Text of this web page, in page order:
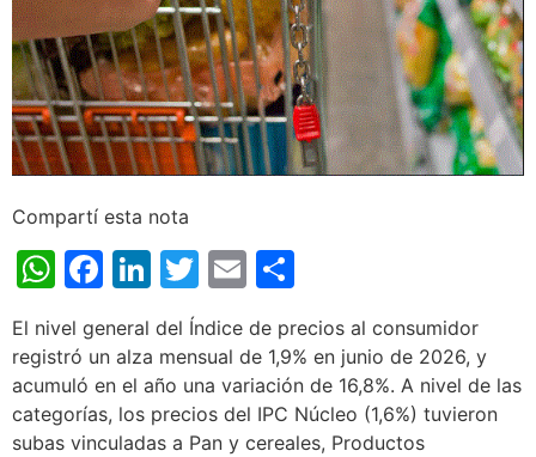
Compartí esta nota
WhatsApp
Facebook
LinkedIn
Twitter
Email
El nivel general del Índice de precios al consumidor
registró un alza mensual de 1,9% en junio de 2026, y
acumuló en el año una variación de 16,8%. A nivel de las
categorías, los precios del IPC Núcleo (1,6%) tuvieron
subas vinculadas a Pan y cereales, Productos